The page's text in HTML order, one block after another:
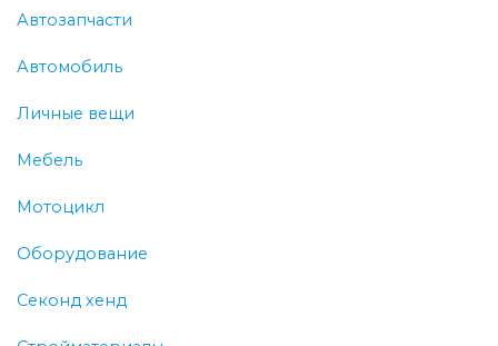
Автозапчасти
Автомобиль
Личные вещи
Мебель
Мотоцикл
Оборудование
Секонд хенд